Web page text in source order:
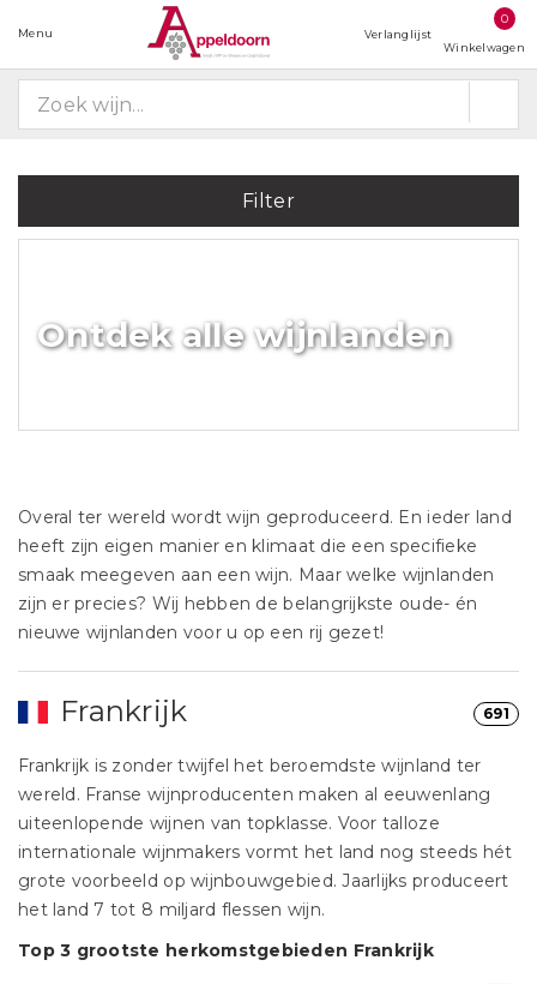
Menu Verlanglijst
0
Winkelwagen
Filter
Ontdek alle wijnlanden
Overal ter wereld wordt wijn geproduceerd. En ieder land
heeft zijn eigen manier en klimaat die een specifieke
smaak meegeven aan een wijn. Maar welke wijnlanden
zijn er precies? Wij hebben de belangrijkste oude- én
nieuwe wijnlanden voor u op een rij gezet!
691
Frankrijk
Frankrijk is zonder twijfel het beroemdste wijnland ter
wereld. Franse wijnproducenten maken al eeuwenlang
uiteenlopende wijnen van topklasse. Voor talloze
internationale wijnmakers vormt het land nog steeds hét
grote voorbeeld op wijnbouwgebied. Jaarlijks produceert
het land 7 tot 8 miljard flessen wijn.
Top 3 grootste herkomstgebieden Frankrijk